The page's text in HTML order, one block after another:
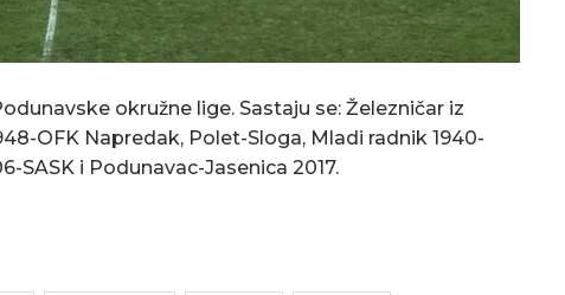
okružne lige. Sastaju se: Železničar iz
OFK Napredak, Polet-Sloga, Mladi radnik 1940-
SASK i Podunavac-Jasenica 2017.